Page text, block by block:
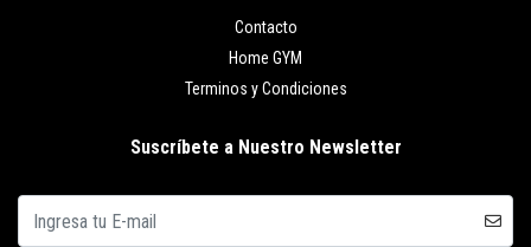
Contacto
Home GYM
Terminos y Condiciones
Suscríbete a Nuestro Newsletter